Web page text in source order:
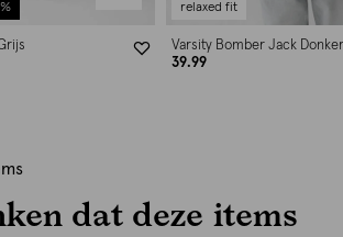
relaxed fit
Varsity Bomber Jack
39.99
dat deze items